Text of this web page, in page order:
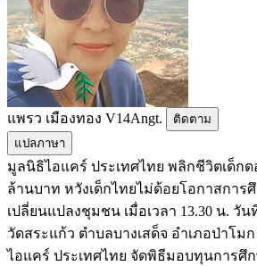
แพรว เมืองทอง V14Angt.
ติดตาม
แปลภาษา
มูลนิธิไอแคร์ ประเทศไทย พลิกชีวิตเด็ก
ล้านบาท หวังเด็กไทยไม่ด้อยโอกาสการ
เปลี่ยนแปลงชุมชน เมื่อเวลา 13.30 น. วัน
วัดสระแก้ว ตำบลบางเสด็จ อำเภอป่าโม
ไอแคร์ ประเทศไทย จัดพิธีมอบทุนการศึก